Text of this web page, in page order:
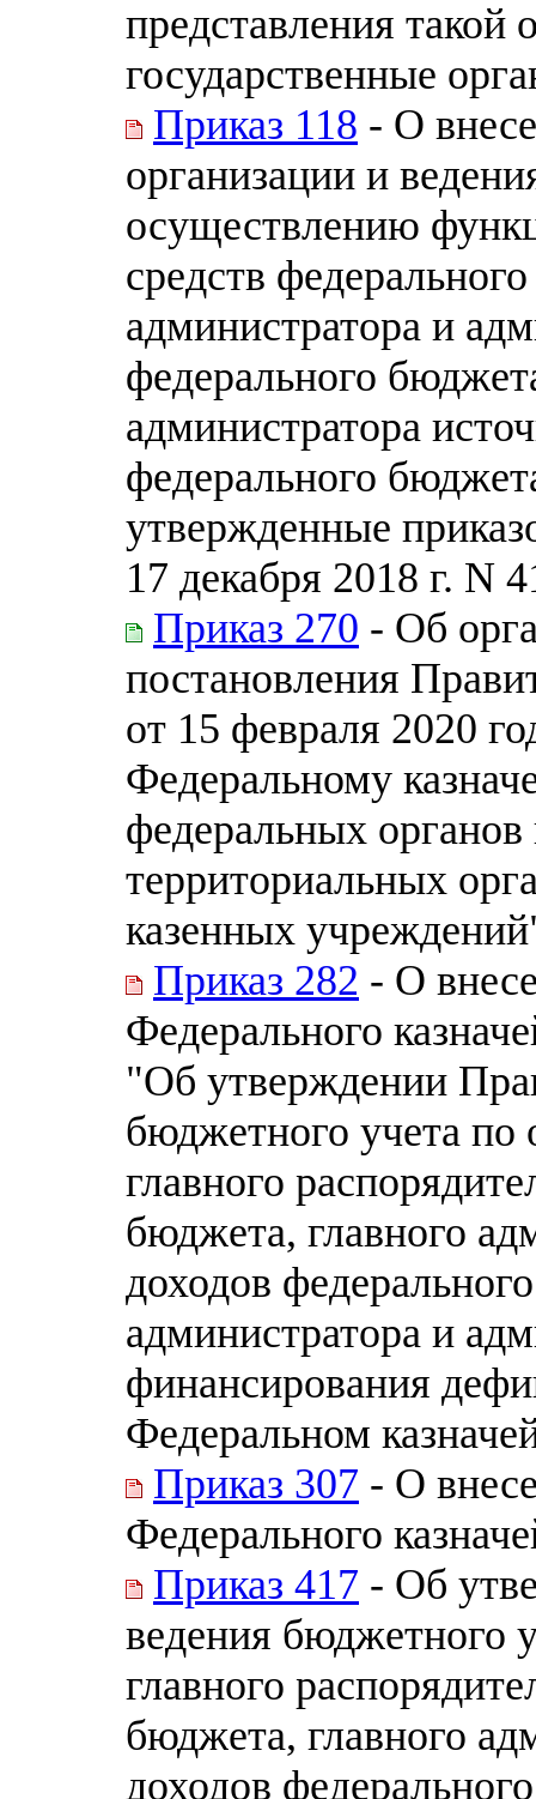
представления такой
государственные
Приказ 118 - О
организации и
осуществлению
средств
администратора и
федерального
администратора
федерального
утвержденные
17 декабря 2018 г. N
Приказ 270 - Об
постановления
от 15 февраля 2020
Федеральному
федеральных
территориальных
казенных
Приказ 282 - О
Федерального
"Об утверждении
бюджетного учета
главного
бюджета, главного
доходов
администратора и
финансирования
Федеральном
Приказ 307 - О
Федерального
Приказ 417 - Об
ведения бюджетного
главного
бюджета, главного
доходов